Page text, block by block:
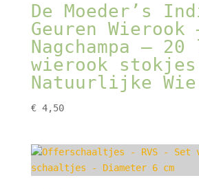
De Moeder’s
Geuren
Nagchampa – 20
wierook stokjes
Natuurlijke
€4,50